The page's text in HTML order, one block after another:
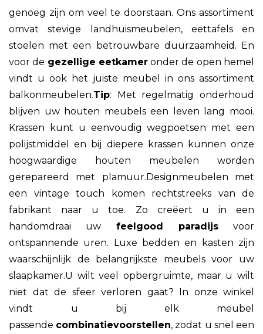
genoeg zijn om veel te doorstaan. Ons assortiment
omvat stevige landhuismeubelen, eettafels en
stoelen met een betrouwbare duurzaamheid. En
voor de gezellige eetkameronder de open hemel
vindt u ook het juiste meubel in ons assortiment
balkonmeubelen.Tip: Met regelmatig onderhoud
blijven uw houten meubels een leven lang mooi.
Krassen kunt u eenvoudig wegpoetsen met een
polijstmiddel en bij diepere krassen kunnen onze
hoogwaardige houten meubelen worden
gerepareerd met plamuur.Designmeubelen met
een vintage touch komen rechtstreeks van de
fabrikant naar u toe. Zo creëert u in een
handomdraai uw feelgood paradijsvoor
ontspannende uren. Luxe bedden en kasten zijn
waarschijnlijk de belangrijkste meubels voor uw
slaapkamer.U wilt veel opbergruimte, maar u wilt
niet dat de sfeer verloren gaat? In onze winkel
vindt u bij elk meubel
passende combinatievoorstellen, zodat u snel een